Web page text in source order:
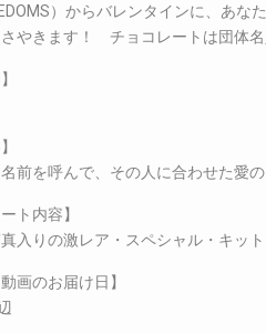
）からバレンタインに、あ
やきます！ チョコレートは団体
前を呼んで、その人に合わせた愛
ト内容】
入りの激レア・スペシャル・キット
画のお届け日】